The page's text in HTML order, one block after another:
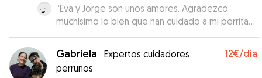
“Eva y Jorge son unos amores. Agradezco
muchísimo lo bien que han cuidado a mi perrita
Bimba. Recomendable 100%. Nosotros sin duda
volveremos a confiar en ellos. Se nota cuando
encuentras alguien con experiencia y vocación.”
Gabriela · Expertos cuidadores
perrunos
12€/día